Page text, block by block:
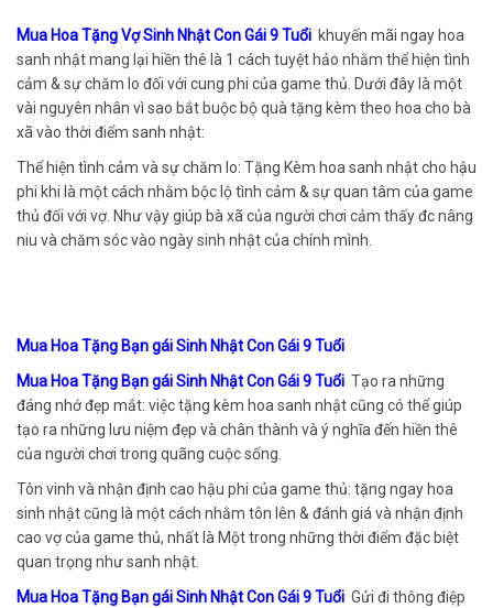
Mua Hoa Tặng Vợ Sinh Nhật Con Gái 9 Tuổi khuyến mãi ngay hoa
sanh nhật mang lại hiền thê là 1 cách tuyệt hảo nhằm thể hiện tình
cảm & sự chăm lo đối với cung phi của game thủ. Dưới đây là một
vài nguyên nhân vì sao bắt buộc bộ quà tặng kèm theo hoa cho bà
xã vào thời điểm sanh nhật:
Thể hiện tình cảm và sự chăm lo: Tặng Kèm hoa sanh nhật cho hậu
phi khi là một cách nhằm bộc lộ tình cảm & sự quan tâm của game
thủ đối với vợ. Như vậy giúp bà xã của người chơi cảm thấy đc nâng
niu và chăm sóc vào ngày sinh nhật của chính mình.
Mua Hoa Tặng Bạn gái Sinh Nhật Con Gái 9 Tuổi
Mua Hoa Tặng Bạn gái Sinh Nhật Con Gái 9 Tuổi Tạo ra những
đáng nhớ đẹp mắt: việc tặng kèm hoa sanh nhật cũng có thể giúp
tạo ra những lưu niệm đẹp và chân thành và ý nghĩa đến hiền thê
của người chơi trong quãng cuộc sống.
Tôn vinh và nhận định cao hậu phi của game thủ: tặng ngay hoa
sinh nhật cũng là một cách nhằm tôn lên & đánh giá và nhận định
cao vợ của game thủ, nhất là Một trong những thời điểm đặc biệt
quan trọng như sanh nhật.
Mua Hoa Tặng Bạn gái Sinh Nhật Con Gái 9 Tuổi Gửi đi thông điệp